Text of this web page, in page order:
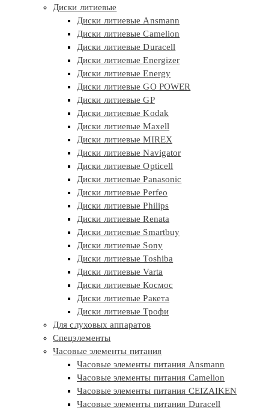
Диски литиевые
Диски литиевые Ansmann
Диски литиевые Camelion
Диски литиевые Duracell
Диски литиевые Energizer
Диски литиевые Energy
Диски литиевые GO POWER
Диски литиевые GP
Диски литиевые Kodak
Диски литиевые Maxell
Диски литиевые MIREX
Диски литиевые Navigator
Диски литиевые Opticell
Диски литиевые Panasonic
Диски литиевые Perfeo
Диски литиевые Philips
Диски литиевые Renata
Диски литиевые Smartbuy
Диски литиевые Sony
Диски литиевые Toshiba
Диски литиевые Varta
Диски литиевые Космос
Диски литиевые Ракета
Диски литиевые Трофи
Для слуховых аппаратов
Спецэлементы
Часовые элементы питания
Часовые элементы питания Ansmann
Часовые элементы питания Camelion
Часовые элементы питания CEIZAIKEN
Часовые элементы питания Duracell